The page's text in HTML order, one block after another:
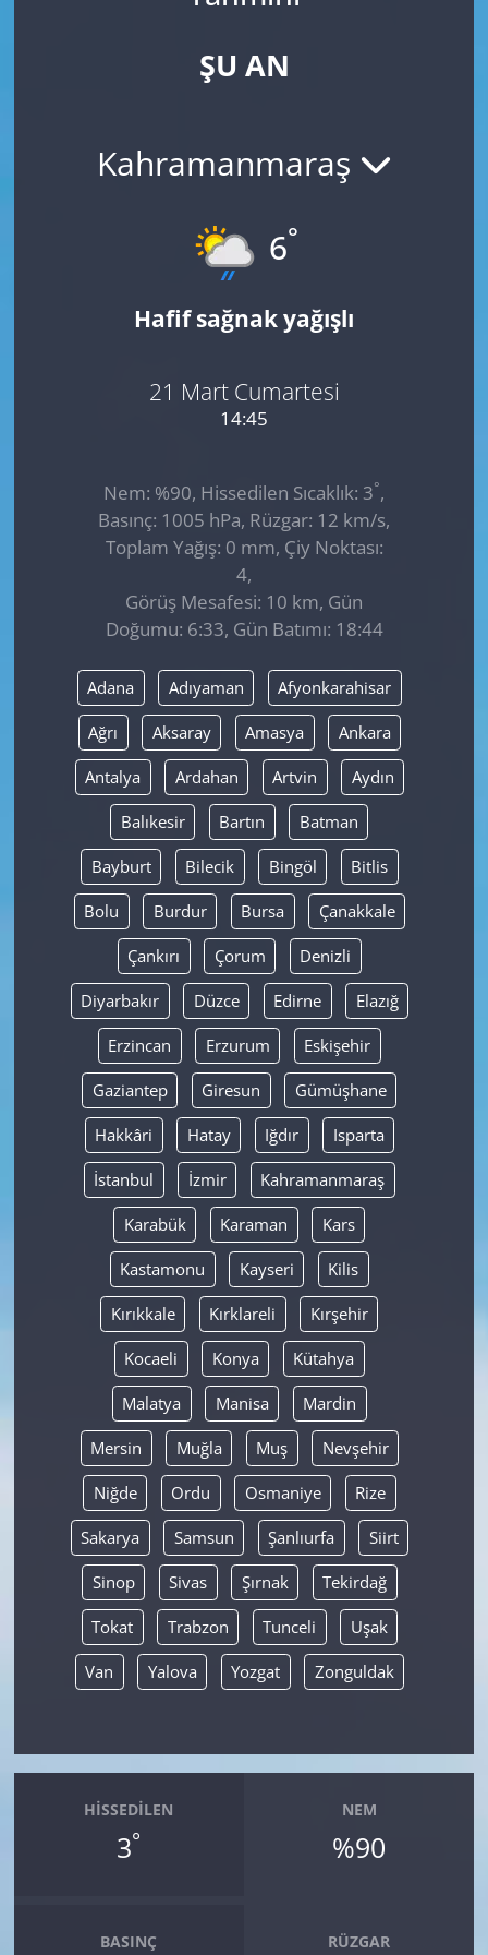
ŞU AN
Kahramanmaraş
6°
Hafif sağnak yağışlı
21 Mart Cumartesi
14:45
Nem: %90, Hissedilen Sıcaklık: 3°,
Basınç: 1005 hPa, Rüzgar: 12 km/s,
Toplam Yağış: 0 mm, Çiy Noktası:
4,
Görüş Mesafesi: 10 km, Gün
Doğumu: 6:33, Gün Batımı: 18:44
Adana Adıyaman Afyonkarahisar
Ağrı Aksaray Amasya Ankara
Antalya Ardahan Artvin Aydın
Balıkesir Bartın Batman
Bayburt Bilecik Bingöl Bitlis
Bolu Burdur Bursa Çanakkale
Çankırı Çorum Denizli
Diyarbakır Düzce Edirne Elazığ
Erzincan Erzurum Eskişehir
Gaziantep Giresun Gümüşhane
Hakkâri Hatay Iğdır Isparta
İstanbul İzmir Kahramanmaraş
Karabük Karaman Kars
Kastamonu Kayseri Kilis
Kırıkkale Kırklareli Kırşehir
Kocaeli Konya Kütahya
Malatya Manisa Mardin
Mersin Muğla Muş Nevşehir
Niğde Ordu Osmaniye Rize
Sakarya Samsun Şanlıurfa Siirt
Sinop Sivas Şırnak Tekirdağ
Tokat Trabzon Tunceli Uşak
Van Yalova Yozgat Zonguldak
HISSEDILEN
3°
NEM
%90
BASINÇ RÜZGAR